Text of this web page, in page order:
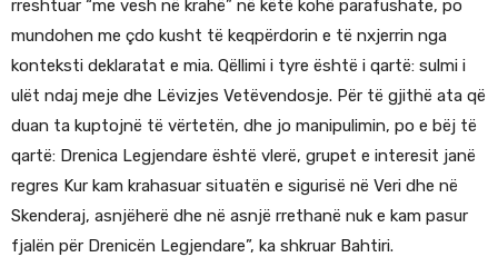
rreshtuar “me vesh në krahë” në këtë kohë parafushate, po
mundohen me çdo kusht të keqpërdorin e të nxjerrin nga
konteksti deklaratat e mia. Qëllimi i tyre është i qartë: sulmi i
ulët ndaj meje dhe Lëvizjes Vetëvendosje. Për të gjithë ata që
duan ta kuptojnë të vërtetën, dhe jo manipulimin, po e bëj të
qartë: Drenica Legjendare është vlerë, grupet e interesit janë
regres Kur kam krahasuar situatën e sigurisë në Veri dhe në
Skenderaj, asnjëherë dhe në asnjë rrethanë nuk e kam pasur
fjalën për Drenicën Legjendare”, ka shkruar Bahtiri.